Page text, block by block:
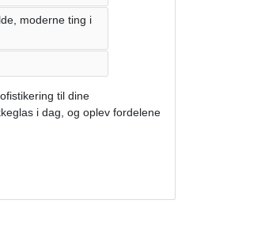
moderne ting i
til dine
i dag, og oplev fordelene